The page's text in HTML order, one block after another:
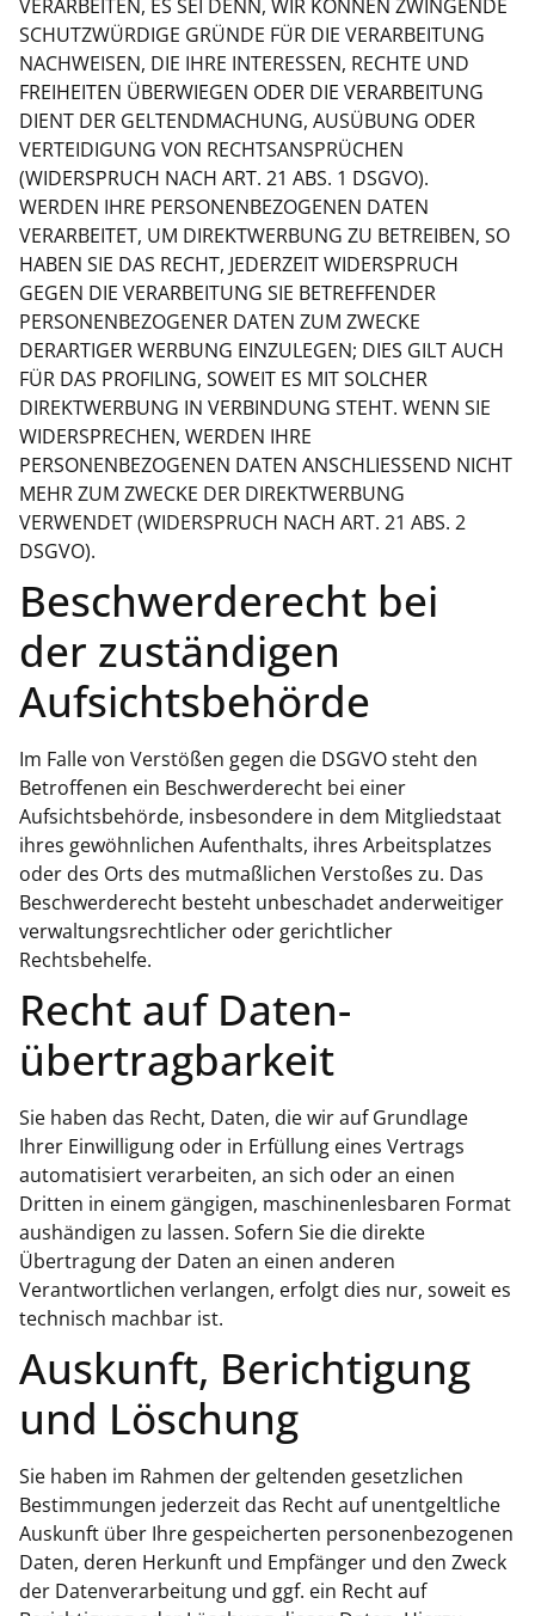
VERARBEITEN, ES SEI DENN, WIR KÖNNEN ZWINGENDE
SCHUTZWÜRDIGE GRÜNDE FÜR DIE VERARBEITUNG
NACHWEISEN, DIE IHRE INTERESSEN, RECHTE UND
FREIHEITEN ÜBERWIEGEN ODER DIE VERARBEITUNG
DIENT DER GELTENDMACHUNG, AUSÜBUNG ODER
VERTEIDIGUNG VON RECHTSANSPRÜCHEN
(WIDERSPRUCH NACH ART. 21 ABS. 1 DSGVO).
WERDEN IHRE PERSONENBEZOGENEN DATEN
VERARBEITET, UM DIREKTWERBUNG ZU BETREIBEN, SO
HABEN SIE DAS RECHT, JEDERZEIT WIDERSPRUCH
GEGEN DIE VERARBEITUNG SIE BETREFFENDER
PERSONENBEZOGENER DATEN ZUM ZWECKE
DERARTIGER WERBUNG EINZULEGEN; DIES GILT AUCH
FÜR DAS PROFILING, SOWEIT ES MIT SOLCHER
DIREKTWERBUNG IN VERBINDUNG STEHT. WENN SIE
WIDERSPRECHEN, WERDEN IHRE
PERSONENBEZOGENEN DATEN ANSCHLIESSEND NICHT
MEHR ZUM ZWECKE DER DIREKTWERBUNG
VERWENDET (WIDERSPRUCH NACH ART. 21 ABS. 2
DSGVO).
Beschwerde­recht bei
der zuständigen
Aufsichts­behörde
Im Falle von Verstößen gegen die DSGVO steht den
Betroffenen ein Beschwerderecht bei einer
Aufsichtsbehörde, insbesondere in dem Mitgliedstaat
ihres gewöhnlichen Aufenthalts, ihres Arbeitsplatzes
oder des Orts des mutmaßlichen Verstoßes zu. Das
Beschwerderecht besteht unbeschadet anderweitiger
verwaltungsrechtlicher oder gerichtlicher
Rechtsbehelfe.
Recht auf Daten­
übertrag­barkeit
Sie haben das Recht, Daten, die wir auf Grundlage
Ihrer Einwilligung oder in Erfüllung eines Vertrags
automatisiert verarbeiten, an sich oder an einen
Dritten in einem gängigen, maschinenlesbaren Format
aushändigen zu lassen. Sofern Sie die direkte
Übertragung der Daten an einen anderen
Verantwortlichen verlangen, erfolgt dies nur, soweit es
technisch machbar ist.
Auskunft, Berichtigung
und Löschung
Sie haben im Rahmen der geltenden gesetzlichen
Bestimmungen jederzeit das Recht auf unentgeltliche
Auskunft über Ihre gespeicherten personenbezogenen
Daten, deren Herkunft und Empfänger und den Zweck
der Datenverarbeitung und ggf. ein Recht auf